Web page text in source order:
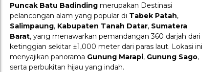
Puncak Batu Badinding merupakan Destinasi
pelancongan alam yang popular di Tabek Patah,
Salimpaung, Kabupaten Tanah Datar, Sumatera
Barat, yang menawarkan pemandangan 360 darjah dari
ketinggian sekitar ±1,000 meter dari paras laut. Lokasi ini
menyajikan panorama Gunung Marapi, Gunung Sago,
serta perbukitan hijau yang indah.